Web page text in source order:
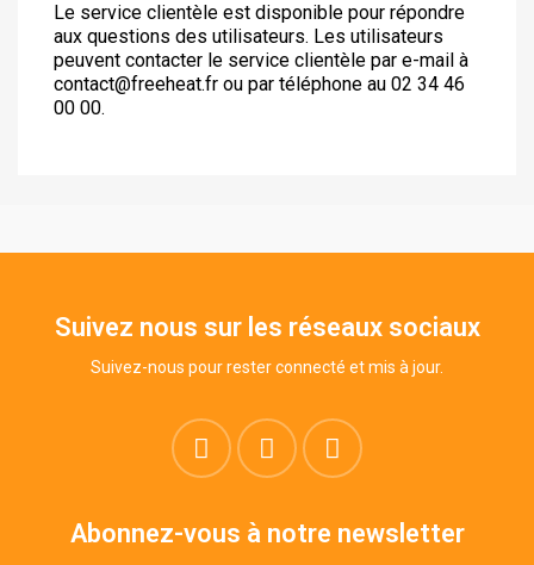
Le service clientèle est disponible pour répondre
aux questions des utilisateurs. Les utilisateurs
peuvent contacter le service clientèle par e-mail à
contact@freeheat.fr ou par téléphone au 02 34 46
00 00.
Suivez nous sur les réseaux sociaux
Suivez-nous pour rester connecté et mis à jour.
Abonnez-vous à notre newsletter